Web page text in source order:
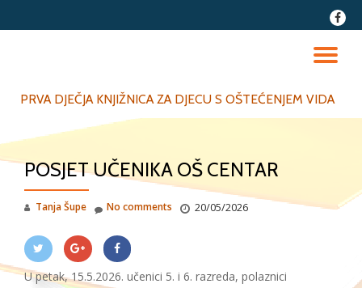
fa-
PRVA DJEČJA KNJIŽNICA ZA DJECU S OŠTEĆENJEM VIDA
POSJET UČENIKA OŠ CENTAR
Tanja Šupe 20/05/2026
No comments
U petak, 15.5.2026. učenici 5. i 6. razreda, polaznici